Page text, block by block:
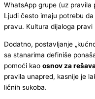
WhatsApp grupe (uz pravila
Ljudi često imaju potrebu
pravu. Kultura dijaloga
Dodatno, postavljanje
sa stanarima definiše
pomoći kao osnov za
pravila unapred, kasnije je
ličnih sukoba.